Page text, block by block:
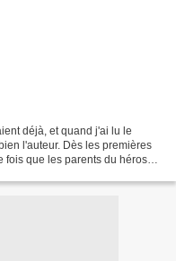
déjà, et quand j'ai lu le
l'auteur. Dès les premières
fois que les parents du héros